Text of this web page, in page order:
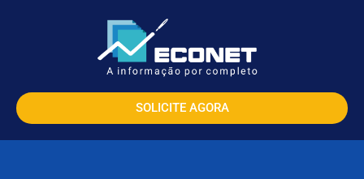
SOLICITE AGORA